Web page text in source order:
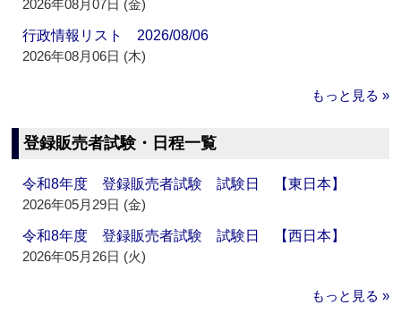
2026年08月07日 (金)
行政情報リスト 2026/08/06
2026年08月06日 (木)
もっと見る »
登録販売者試験・日程一覧
令和8年度 登録販売者試験 試験日 【東日本】
2026年05月29日 (金)
令和8年度 登録販売者試験 試験日 【西日本】
2026年05月26日 (火)
もっと見る »